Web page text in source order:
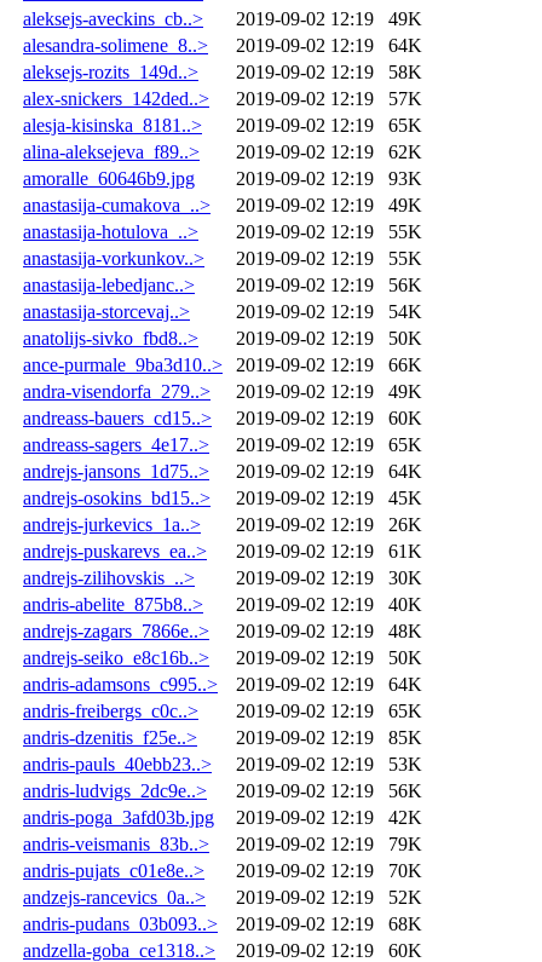
aleksejs-aveckins_cb..>
2019-09-02 12:19
49K
alesandra-solimene_8..>
2019-09-02 12:19
64K
aleksejs-rozits_149d..>
2019-09-02 12:19
58K
alex-snickers_142ded..>
2019-09-02 12:19
57K
alesja-kisinska_8181..>
2019-09-02 12:19
65K
alina-aleksejeva_f89..>
2019-09-02 12:19
62K
amoralle_60646b9.jpg
2019-09-02 12:19
93K
anastasija-cumakova_..>
2019-09-02 12:19
49K
anastasija-hotulova_..>
2019-09-02 12:19
55K
anastasija-vorkunkov..>
2019-09-02 12:19
55K
anastasija-lebedjanc..>
2019-09-02 12:19
56K
anastasija-storcevaj..>
2019-09-02 12:19
54K
anatolijs-sivko_fbd8..>
2019-09-02 12:19
50K
ance-purmale_9ba3d10..>
2019-09-02 12:19
66K
andra-visendorfa_279..>
2019-09-02 12:19
49K
andreass-bauers_cd15..>
2019-09-02 12:19
60K
andreass-sagers_4e17..>
2019-09-02 12:19
65K
andrejs-jansons_1d75..>
2019-09-02 12:19
64K
andrejs-osokins_bd15..>
2019-09-02 12:19
45K
andrejs-jurkevics_1a..>
2019-09-02 12:19
26K
andrejs-puskarevs_ea..>
2019-09-02 12:19
61K
andrejs-zilihovskis_..>
2019-09-02 12:19
30K
andris-abelite_875b8..>
2019-09-02 12:19
40K
andrejs-zagars_7866e..>
2019-09-02 12:19
48K
andrejs-seiko_e8c16b..>
2019-09-02 12:19
50K
andris-adamsons_c995..>
2019-09-02 12:19
64K
andris-freibergs_c0c..>
2019-09-02 12:19
65K
andris-dzenitis_f25e..>
2019-09-02 12:19
85K
andris-pauls_40ebb23..>
2019-09-02 12:19
53K
andris-ludvigs_2dc9e..>
2019-09-02 12:19
56K
andris-poga_3afd03b.jpg
2019-09-02 12:19
42K
andris-veismanis_83b..>
2019-09-02 12:19
79K
andris-pujats_c01e8e..>
2019-09-02 12:19
70K
andzejs-rancevics_0a..>
2019-09-02 12:19
52K
andris-pudans_03b093..>
2019-09-02 12:19
68K
andzella-goba_ce1318..>
2019-09-02 12:19
60K